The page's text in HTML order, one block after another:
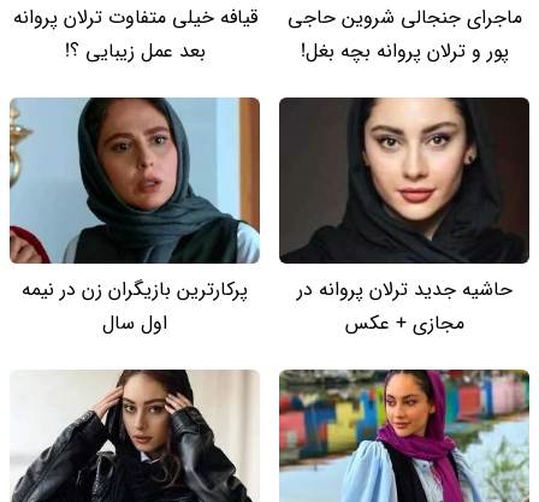
ماجرای جنجالی شروین حاجی
پور و ترلان پروانه بچه بغل!
قیافه خیلی متفاوت ترلان پروانه
بعد عمل زیبایی ؟!
حاشیه جدید ترلان پروانه در
مجازی + عکس
پرکارترین بازیگران زن در نیمه
اول سال